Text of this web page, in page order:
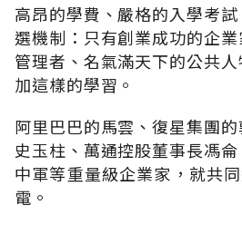
高昂的學費、嚴格的入學考
選機制：只有創業成功的企
管理者、名氣滿天下的公共
加這樣的學習。
阿里巴巴的馬雲、復星集團
史玉柱、萬通控股董事長馮
中軍等重量級企業家，就共
電。